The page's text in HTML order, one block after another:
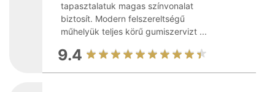
tapasztalatuk magas színvonalat
biztosít. Modern felszereltségű
műhelyük teljes körű gumiszervizt ...
9.4